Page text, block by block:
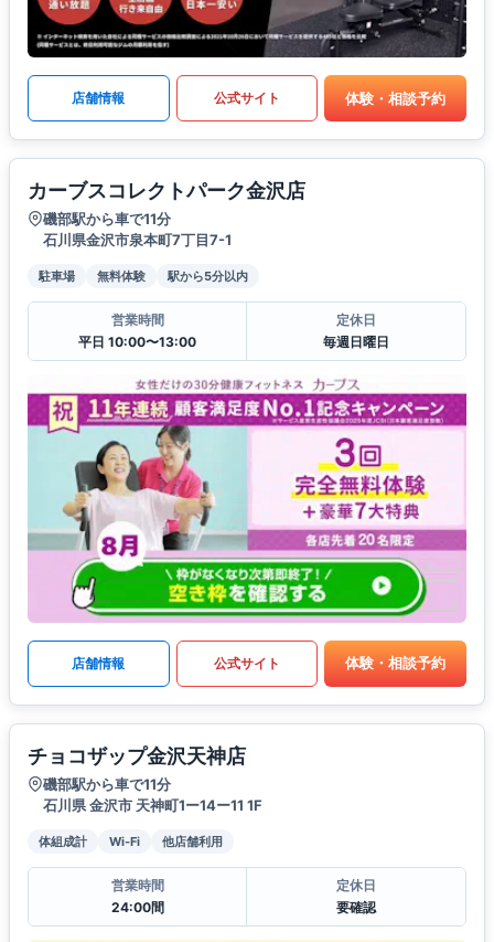
店舗情報 公式サイト 体験・相談予約
カーブスコレクトパーク金沢店
磯部駅から車で11分
石川県金沢市泉本町7丁目7-1
駐車場 無料体験 駅から5分以内
営業時間
平日 10:00〜13:00
定休日
毎週日曜日
店舗情報 公式サイト 体験・相談予約
チョコザップ金沢天神店
磯部駅から車で11分
石川県 金沢市 天神町1ー14ー11 1F
体組成計 Wi-Fi 他店舗利用
営業時間
24:00間
定休日
要確認